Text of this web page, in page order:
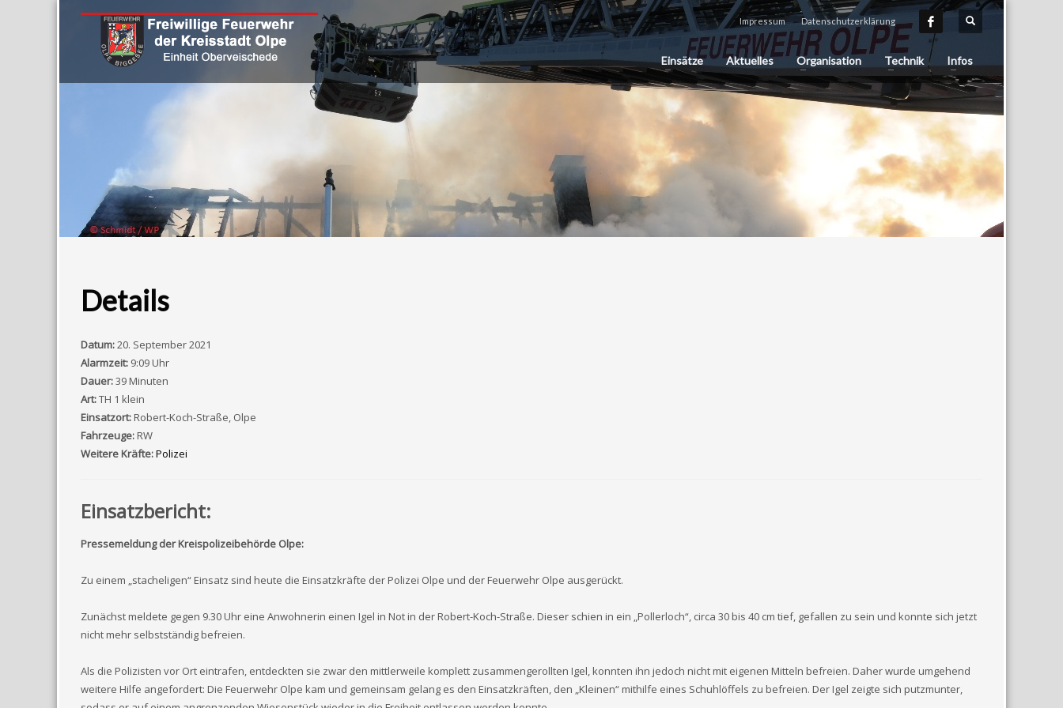
Impressum Datenschutzerklärung
Einsätze Aktuelles Organisation Technik Infos
Details
Datum:20. September 2021
Alarmzeit: 9:09 Uhr
Dauer:39 Minuten
Art:TH 1 klein
Einsatzort:Robert-Koch-Straße, Olpe
Fahrzeuge:RW
Weitere Kräfte:Polizei
Einsatzbericht:
Pressemeldung der Kreispolizeibehörde Olpe:
Zu einem „stacheligen“ Einsatz sind heute die Einsatzkräfte der Polizei Olpe und der Feuerwehr Olpe ausgerückt.
Zunächst meldete gegen 9.30 Uhr eine Anwohnerin einen Igel in Not in der Robert-Koch-Straße. Dieser schien in ein „Pollerloch“, circa 30 bis 40 cm tief, gefallen zu sein und konnte sich jetzt
nicht mehr selbstständig befreien.
Als die Polizisten vor Ort eintrafen, entdeckten sie zwar den mittlerweile komplett zusammengerollten Igel, konnten ihn jedoch nicht mit eigenen Mitteln befreien. Daher wurde umgehend
weitere Hilfe angefordert: Die Feuerwehr Olpe kam und gemeinsam gelang es den Einsatzkräften, den „Kleinen“ mithilfe eines Schuhlöffels zu befreien. Der Igel zeigte sich putzmunter,